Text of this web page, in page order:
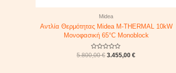
Midea
Αντλία Θερμότητας Midea M-THERMAL 10kW
Μονοφασική 65°C Monoblock
Rated
0
5.800,00€ 3.455,00 €